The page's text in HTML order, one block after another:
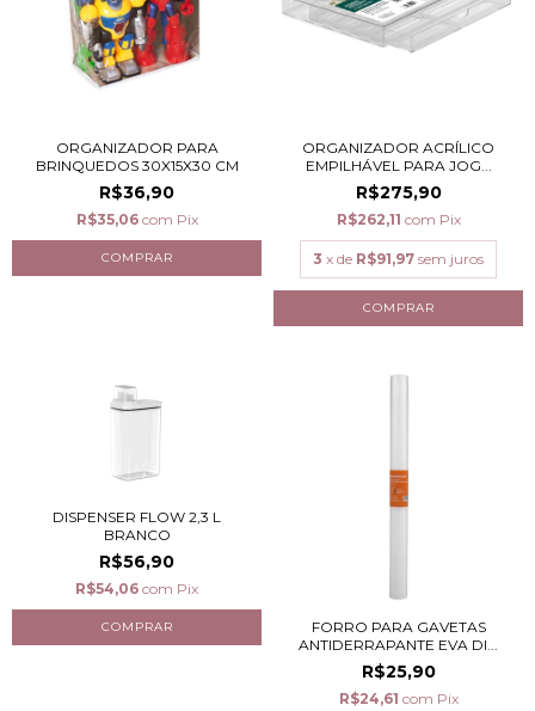
ORGANIZADOR PARA
BRINQUEDOS 30X15X30 CM
R$36,90
R$35,06 com Pix
ORGANIZADOR ACRÍLICO
EMPILHÁVEL PARA JOG...
R$275,90
R$262,11 com Pix
3 x de R$91,97 sem juros
DISPENSER FLOW 2,3 L
BRANCO
R$56,90
R$54,06 com Pix
FORRO PARA GAVETAS
ANTIDERRAPANTE EVA DI...
R$25,90
R$24,61 com Pix